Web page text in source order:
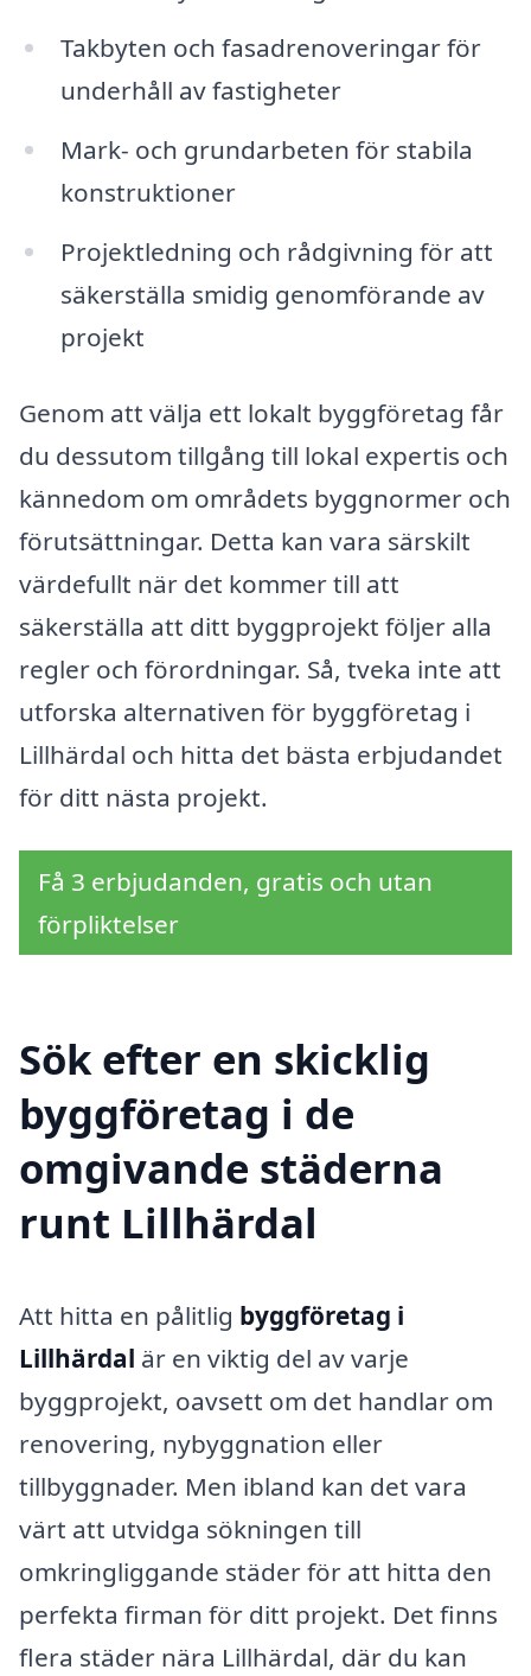
Takbyten och fasadrenoveringar för
underhåll av fastigheter
Mark- och grundarbeten för stabila
konstruktioner
Projektledning och rådgivning för att
säkerställa smidig genomförande av
projekt
Genom att välja ett lokalt byggföretag får
du dessutom tillgång till lokal expertis och
kännedom om områdets byggnormer och
förutsättningar. Detta kan vara särskilt
värdefullt när det kommer till att
säkerställa att ditt byggprojekt följer alla
regler och förordningar. Så, tveka inte att
utforska alternativen för byggföretag i
Lillhärdal och hitta det bästa erbjudandet
för ditt nästa projekt.
Få 3 erbjudanden, gratis och utan
förpliktelser
Sök efter en skicklig
byggföretag i de
omgivande städerna
runt Lillhärdal
Att hitta en pålitlig byggföretag i
Lillhärdal är en viktig del av varje
byggprojekt, oavsett om det handlar om
renovering, nybyggnation eller
tillbyggnader. Men ibland kan det vara
värt att utvidga sökningen till
omkringliggande städer för att hitta den
perfekta firman för ditt projekt. Det finns
flera städer nära Lillhärdal, där du kan